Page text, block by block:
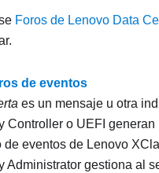
Foros de Lenovo Data
de eventos
es un mensaje u otra
Controller o UEFI generan
de eventos de Lenovo
Administrator gestiona al